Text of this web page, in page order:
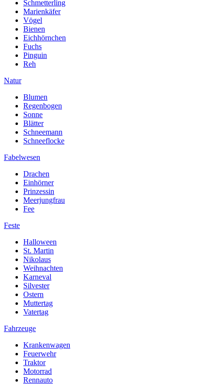
Schmetterling
Marienkäfer
Vögel
Bienen
Eichhörnchen
Fuchs
Pinguin
Reh
Natur
Blumen
Regenbogen
Sonne
Blätter
Schneemann
Schneeflocke
Fabelwesen
Drachen
Einhörner
Prinzessin
Meerjungfrau
Fee
Feste
Halloween
St. Martin
Nikolaus
Weihnachten
Karneval
Silvester
Ostern
Muttertag
Vatertag
Fahrzeuge
Krankenwagen
Feuerwehr
Traktor
Motorrad
Rennauto